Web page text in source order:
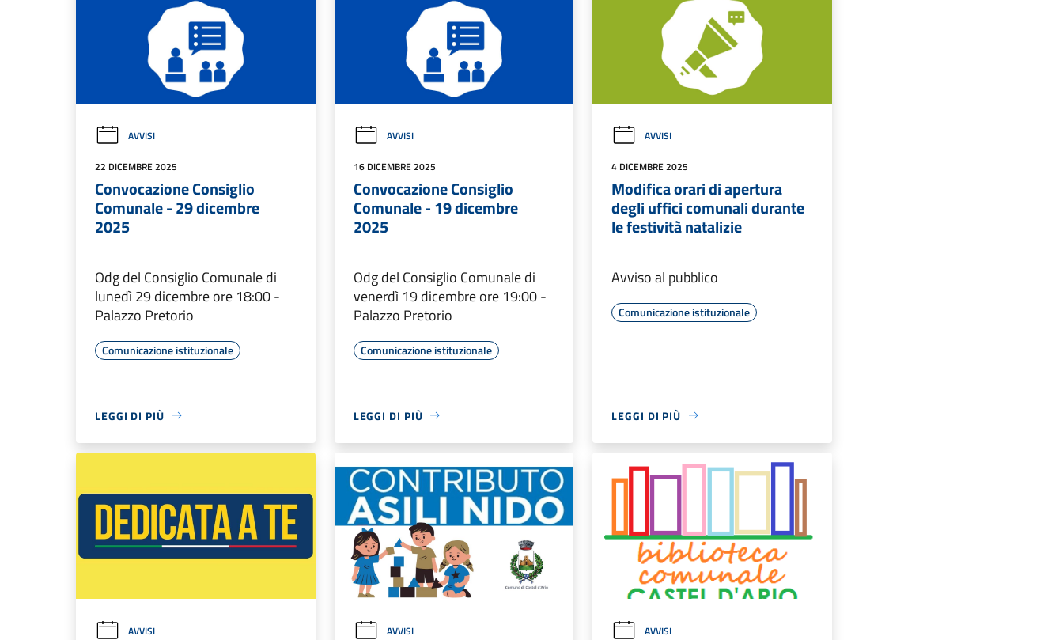
AVVISI
22 DICEMBRE 2025
Convocazione Consiglio
Comunale - 29 dicembre
2025
Odg del Consiglio Comunale di
lunedì 29 dicembre ore 18:00 -
Palazzo Pretorio
Comunicazione istituzionale
LEGGI DI PIÙ
AVVISI
16 DICEMBRE 2025
Convocazione Consiglio
Comunale - 19 dicembre
2025
Odg del Consiglio Comunale di
venerdì 19 dicembre ore 19:00 -
Palazzo Pretorio
Comunicazione istituzionale
LEGGI DI PIÙ
AVVISI
4 DICEMBRE 2025
Modifica orari di apertura
degli uffici comunali durante
le festività natalizie
Avviso al pubblico
Comunicazione istituzionale
LEGGI DI PIÙ
AVVISI AVVISI AVVISI